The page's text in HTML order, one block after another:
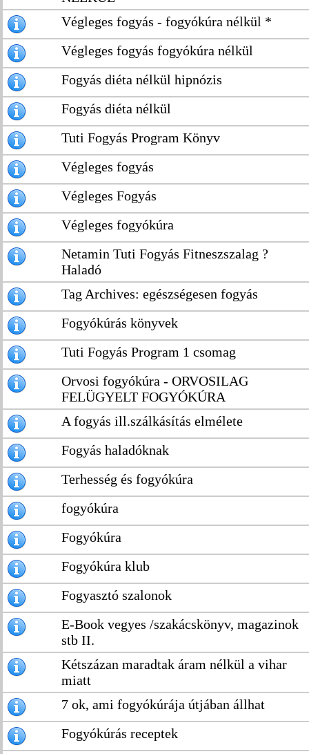
Végleges fogyás - fogyókúra nélkül *
Végleges fogyás fogyókúra nélkül
Fogyás diéta nélkül hipnózis
Fogyás diéta nélkül
Tuti Fogyás Program Könyv
Végleges fogyás
Végleges Fogyás
Végleges fogyókúra
Netamin Tuti Fogyás Fitneszszalag ?
Haladó
Tag Archives: egészségesen fogyás
Fogyókúrás könyvek
Tuti Fogyás Program 1 csomag
Orvosi fogyókúra - ORVOSILAG
FELÜGYELT FOGYÓKÚRA
A fogyás ill.szálkásítás elmélete
Fogyás haladóknak
Terhesség és fogyókúra
fogyókúra
Fogyókúra
Fogyókúra klub
Fogyasztó szalonok
E-Book vegyes /szakácskönyv, magazinok
stb II.
Kétszázan maradtak áram nélkül a vihar
miatt
7 ok, ami fogyókúrája útjában állhat
Fogyókúrás receptek